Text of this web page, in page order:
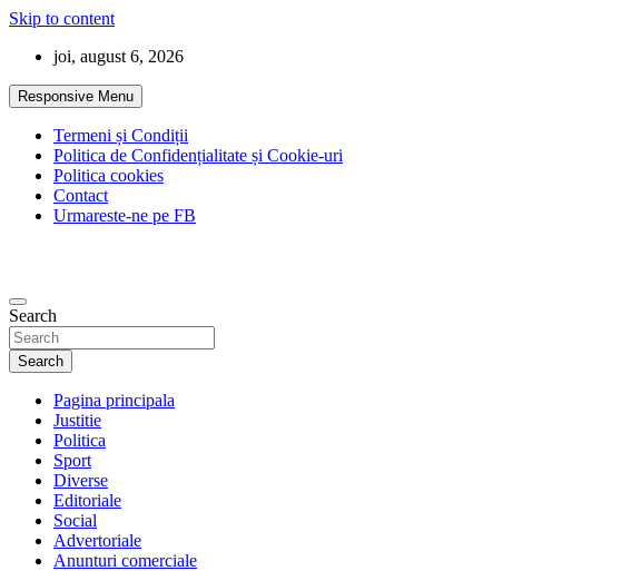
Skip to content
joi, august 6, 2026
Responsive Menu
Termeni și Condiții
Politica de Confidențialitate și Cookie-uri
Politica cookies
Contact
Urmareste-ne pe FB
Search
Search
Pagina principala
Justitie
Politica
Sport
Diverse
Editoriale
Social
Advertoriale
Anunturi comerciale